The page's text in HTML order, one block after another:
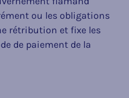
ou les obligations
rétribution et fixe les
de paiement de la